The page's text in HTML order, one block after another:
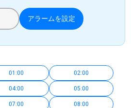
アラームを設定
01:00 02:00
04:00 05:00
07:00 08:00